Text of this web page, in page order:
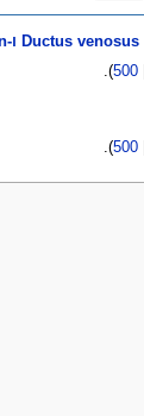
500
).
500
).